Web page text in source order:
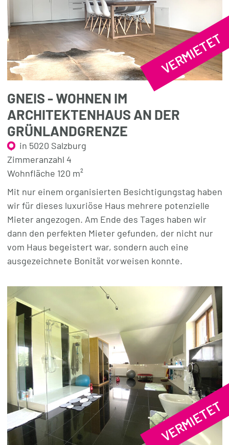
VERMIETET
GNEIS - WOHNEN IM
ARCHITEKTENHAUS AN DER
GRÜNLANDGRENZE
in 5020 Salzburg
Zimmeranzahl 4
Wohnfläche 120 m²
Mit nur einem organisierten Besichtigungstag haben
wir für dieses luxuriöse Haus mehrere potenzielle
Mieter angezogen. Am Ende des Tages haben wir
dann den perfekten Mieter gefunden, der nicht nur
vom Haus begeistert war, sondern auch eine
ausgezeichnete Bonität vorweisen konnte.
VERMIETET